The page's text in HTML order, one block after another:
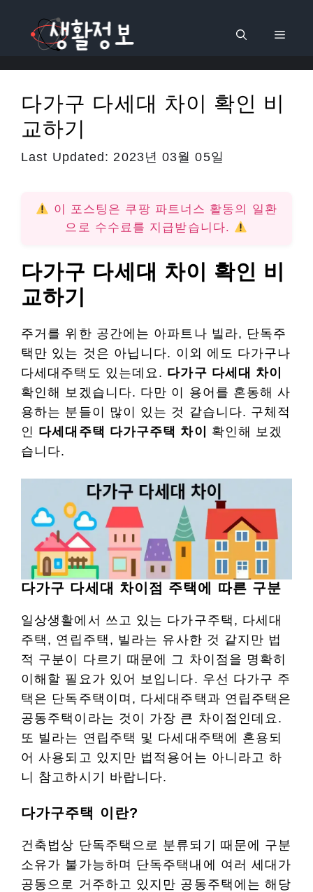
로
메
다가구 다세대 차이 확인 비
교하기
Last Updated: 2023년 03월 05일
이 포스팅은 쿠팡 파트너스 활동의 일환
으로 수수료를 지급받습니다.
다가구 다세대 차이 확인 비
교하기
주거를 위한 공간에는 아파트나 빌라, 단독주
택만 있는 것은 아닙니다. 이외 에도 다가구나
다세대주택도 있는데요. 다가구 다세대 차이
확인해 보겠습니다. 다만 이 용어를 혼동해 사
용하는 분들이 많이 있는 것 같습니다. 구체적
인 다세대주택 다가구주택 차이
확인해 보겠
습니다.
다가구 다세대 차이점 주택에 따른 구분
일상생활에서 쓰고 있는 다가구주택, 다세대
주택, 연립주택, 빌라는 유사한 것 같지만 법
적 구분이 다르기 때문에 그 차이점을 명확히
이해할 필요가 있어 보입니다. 우선 다가구 주
택은 단독주택이며, 다세대주택과 연립주택은
공동주택이라는 것이 가장 큰 차이점인데요.
또 빌라는 연립주택 및 다세대주택에 혼용되
어 사용되고 있지만 법적용어는 아니라고 하
니 참고하시기 바랍니다.
다가구주택 이란?
건축법상 단독주택으로 분류되기 때문에 구분
소유가 불가능하며 단독주택내에 여러 세대가
공동으로 거주하고 있지만 공동주택에는 해당